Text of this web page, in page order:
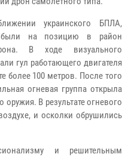
украинского БПЛА,
на позицию в район
В ходе визуального
гул работающего двигателя
более 100 метров. После того
огневая группа открыла
В результате огневого
и осколки обрушились
и решительным